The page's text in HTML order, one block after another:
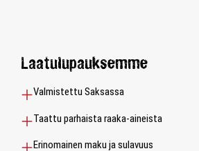
Laatulupauksemme
Valmistettu Saksassa
Taattu parhaista raaka-aineista
Erinomainen maku ja sulavuus